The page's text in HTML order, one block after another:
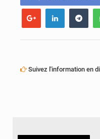
Suivez l'information en